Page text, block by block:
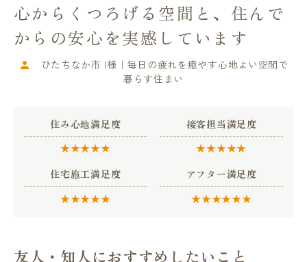
心からくつろげる空間と、住んで
からの安心を実感しています
ひたちなか市 I様｜毎日の疲れを癒やす心地よい空間で
暮らす住まい
住み心地満足度
★★★★★
接客担当満足度
★★★★★
住宅施工満足度
★★★★★
アフター満足度
★★★★★★
友人・知人におすすめしたいこと